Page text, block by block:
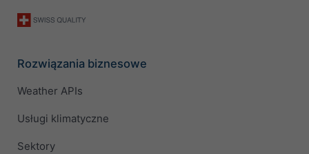
Rozwiązania biznesowe
Weather APIs
Usługi klimatyczne
Sektory